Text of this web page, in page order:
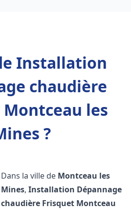
Installation
chaudière
les
?
Dans la ville de Montceau les
Mines,Installation Dépannage
chaudière Frisquet Montceau